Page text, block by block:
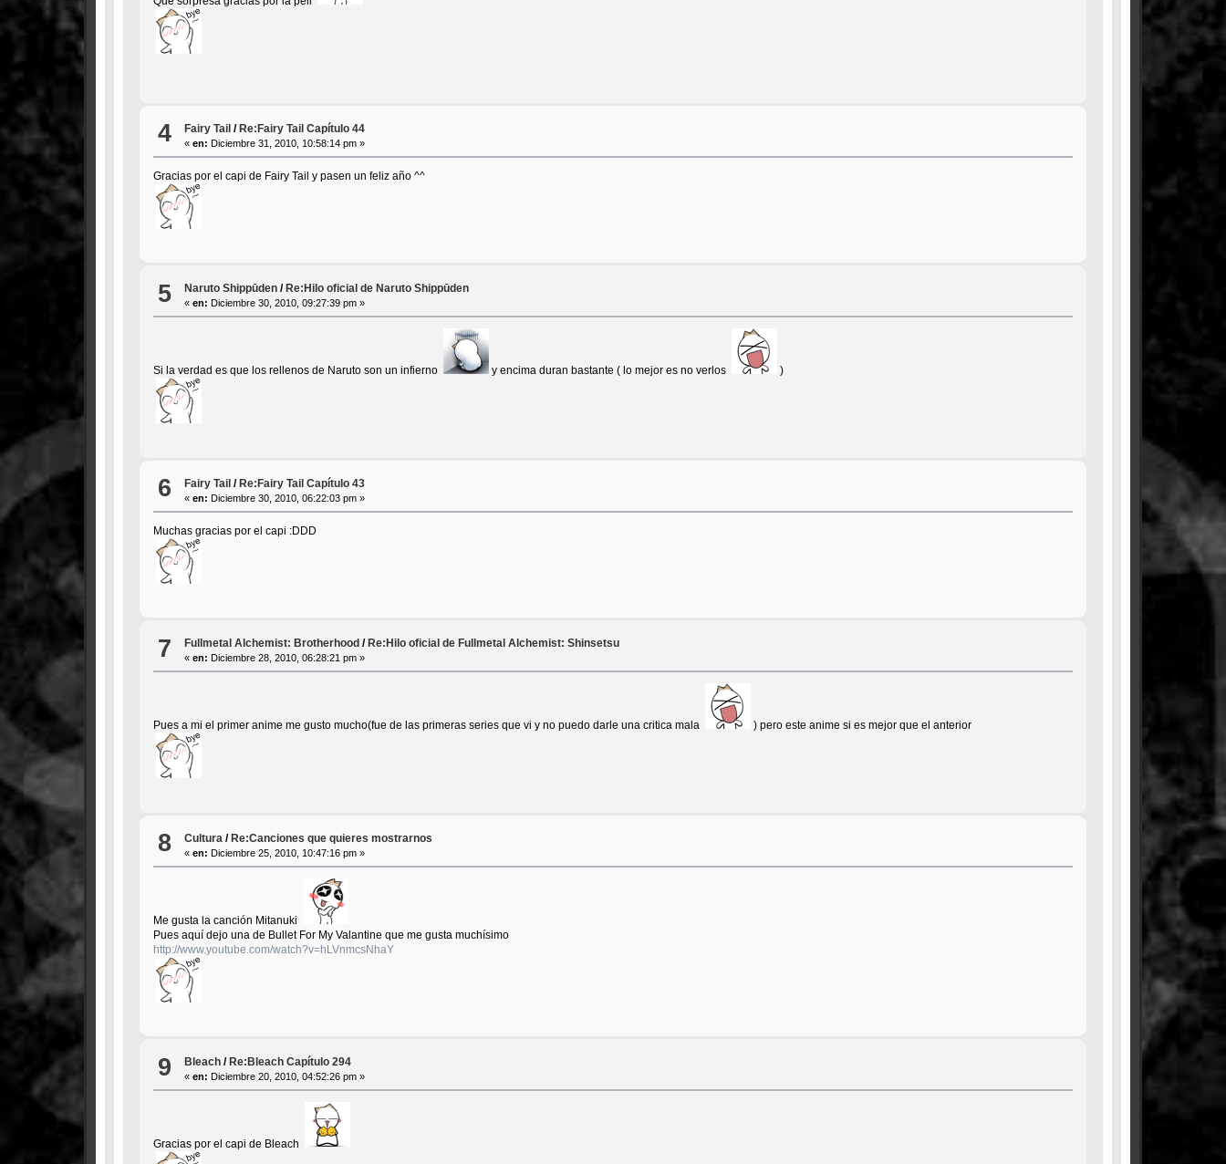
4 Fairy Tail /Re:Fairy Tail Capítulo 44
«en: Diciembre 31, 2010, 10:58:14 pm »
Gracias por el capi de Fairy Tail y pasen un feliz año ^^
5 Naruto Shippūden / Re:Hilo oficial de Naruto Shippūden
«en: Diciembre 30, 2010, 09:27:39 pm »
Si la verdad es que los rellenos de Naruto son un infierno y encima duran bastante ( lo mejor es no verlos )
6 Fairy Tail /Re:Fairy Tail Capítulo 43
«en: Diciembre 30, 2010, 06:22:03 pm »
Muchas gracias por el capi :DDD
7 Fullmetal Alchemist: Brotherhood / Re:Hilo oficial de Fullmetal Alchemist: Shinsetsu
«en: Diciembre 28, 2010, 06:28:21 pm »
Pues a mi el primer anime me gusto mucho(fue de las primeras series que vi y no puedo darle una critica mala ) pero este anime si es mejor que el anterior
8 Cultura /Re:Canciones que quieres mostrarnos
«en: Diciembre 25, 2010, 10:47:16 pm »
Me gusta la canción Mitanuki
Pues aquí dejo una de Bullet For My Valantine que me gusta muchísimo
http://www.youtube.com/watch?v=hLVnmcsNhaY
9 Bleach / Re:Bleach Capítulo 294
«en: Diciembre 20, 2010, 04:52:26 pm »
Gracias por el capi de Bleach